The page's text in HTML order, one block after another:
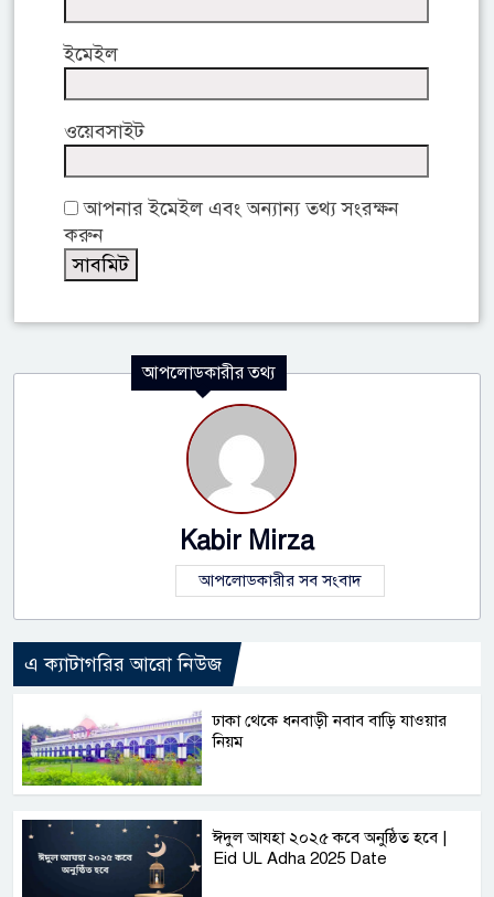
ইমেইল
ওয়েবসাইট
আপনার ইমেইল এবং অন্যান্য তথ্য সংরক্ষন
করুন
আপলোডকারীর তথ্য
Kabir Mirza
আপলোডকারীর সব সংবাদ
এ ক্যাটাগরির আরো নিউজ
ঢাকা থেকে ধনবাড়ী নবাব বাড়ি যাওয়ার
নিয়ম
ঈদুল আযহা ২০২৫ কবে অনুষ্ঠিত হবে |
Eid UL Adha 2025 Date